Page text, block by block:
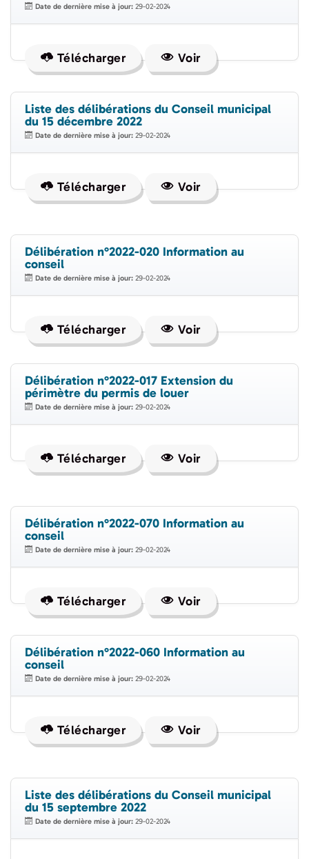
Date de dernière mise à jour: 29-02-2024
Télécharger Voir
Liste des délibérations du Conseil municipal
du 15 décembre 2022
Date de dernière mise à jour: 29-02-2024
Télécharger Voir
Délibération n°2022-020 Information au
conseil
Date de dernière mise à jour: 29-02-2024
Télécharger Voir
Délibération n°2022-017 Extension du
périmètre du permis de louer
Date de dernière mise à jour: 29-02-2024
Télécharger Voir
Délibération n°2022-070 Information au
conseil
Date de dernière mise à jour: 29-02-2024
Télécharger Voir
Délibération n°2022-060 Information au
conseil
Date de dernière mise à jour: 29-02-2024
Télécharger Voir
Liste des délibérations du Conseil municipal
du 15 septembre 2022
Date de dernière mise à jour: 29-02-2024